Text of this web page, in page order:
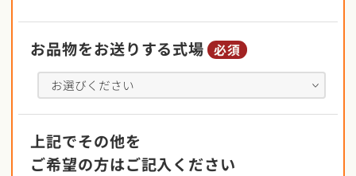
お品物をお送りする式場 必須
上記でその他を
ご希望の方はご記入ください